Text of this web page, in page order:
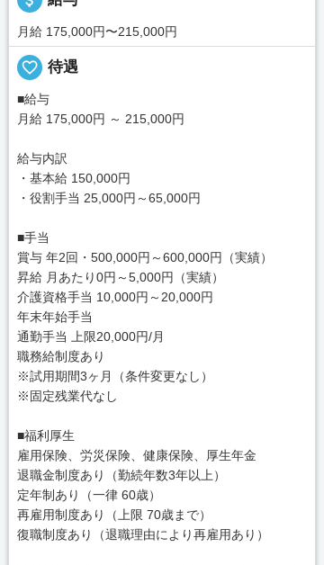
月給 175,000円〜215,000円
favorite_border 待遇
■給与
月給 175,000円 ～ 215,000円
給与内訳
・基本給 150,000円
・役割手当 25,000円～65,000円
■手当
賞与 年2回・500,000円～600,000円（実績）
昇給 月あたり0円～5,000円（実績）
介護資格手当 10,000円～20,000円
年末年始手当
通勤手当 上限20,000円/月
職務給制度あり
※試用期間3ヶ月（条件変更なし）
※固定残業代なし
■福利厚生
雇用保険、労災保険、健康保険、厚生年金
退職金制度あり（勤続年数3年以上）
定年制あり（一律 60歳）
再雇用制度あり（上限 70歳まで）
復職制度あり（退職理由により再雇用あり）